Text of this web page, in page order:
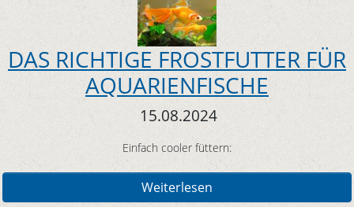
DAS RICHTIGE FROSTFUTTER FÜR
AQUARIENFISCHE
15.08.2024
Einfach cooler füttern:
Weiterlesen